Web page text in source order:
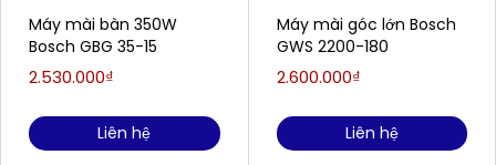
Máy mài bàn 350W
Bosch GBG 35-15
2.530.000₫
Liên hệ
Máy mài góc lớn Bosch
GWS 2200-180
2.600.000₫
Liên hệ